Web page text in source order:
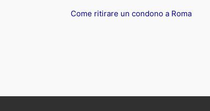
Come ritirare un condono a Roma